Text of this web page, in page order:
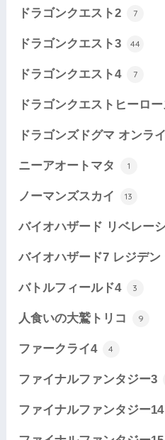
ドラゴンクエスト2 7
ドラゴンクエスト3 44
ドラゴンクエスト4 7
ドラゴンクエストヒーロ
ドラゴンズドグマ オンラ
ニーアオートマタ 1
ノーマンズスカイ 13
バイオハザード リベレー
バイオハザード7 レジデン
バトルフィールド4 3
人食いの大鷲トリコ 9
ファークライ4 4
ファイナルファンタジー3
ファイナルファンタジー14